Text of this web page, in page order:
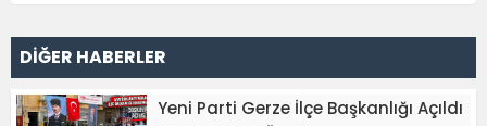
DİĞER HABERLER
Yeni Parti Gerze İlçe Başkanlığı Açıldı